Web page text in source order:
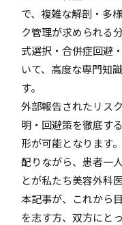
で、複雑な解剖・多
ク管理が求められる
式選択・合併症回避
いて、高度な専門知
す。
外部報告されたリス
明・回避策を徹底す
形が可能となります
配りながら、患者一
とが私たち美容外科
本記事が、これから
を志す方、双方にと